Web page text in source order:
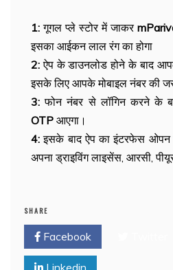
1: गूगल प्ले स्टोर में जाकर
इसका आईकन लाल रंग का होगा
2: ऐप के डाउनलोड होने के बाद
इसके लिए आपके मोबाइल नंबर की
3: फोन नंबर से लॉगिन करने के
OTP आएगा।
4: इसके बाद ऐप का इंटरफेस ओपन
अपना ड्राइविंग लाइसेंस, आरसी,
SHARE
Facebook
Linkedin